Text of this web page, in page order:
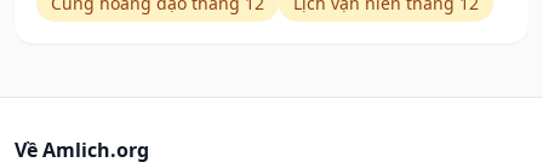
Về Amlich.org